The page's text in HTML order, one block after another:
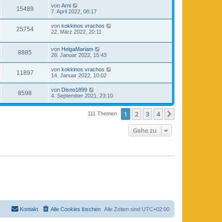
15489 von Arni
7. April 2022, 08:17
25754 von kokkinos vrachos
22. März 2022, 20:11
8885 von HelgaMariam
28. Januar 2022, 15:43
11897 von kokkinos vrachos
14. Januar 2022, 10:02
8598 von Disno1899
4. September 2021, 23:10
111 Themen 1 2 3 4
Gehe zu
Alle Zeiten sind UTC+02:00
Alle Cookies löschen
Kontakt